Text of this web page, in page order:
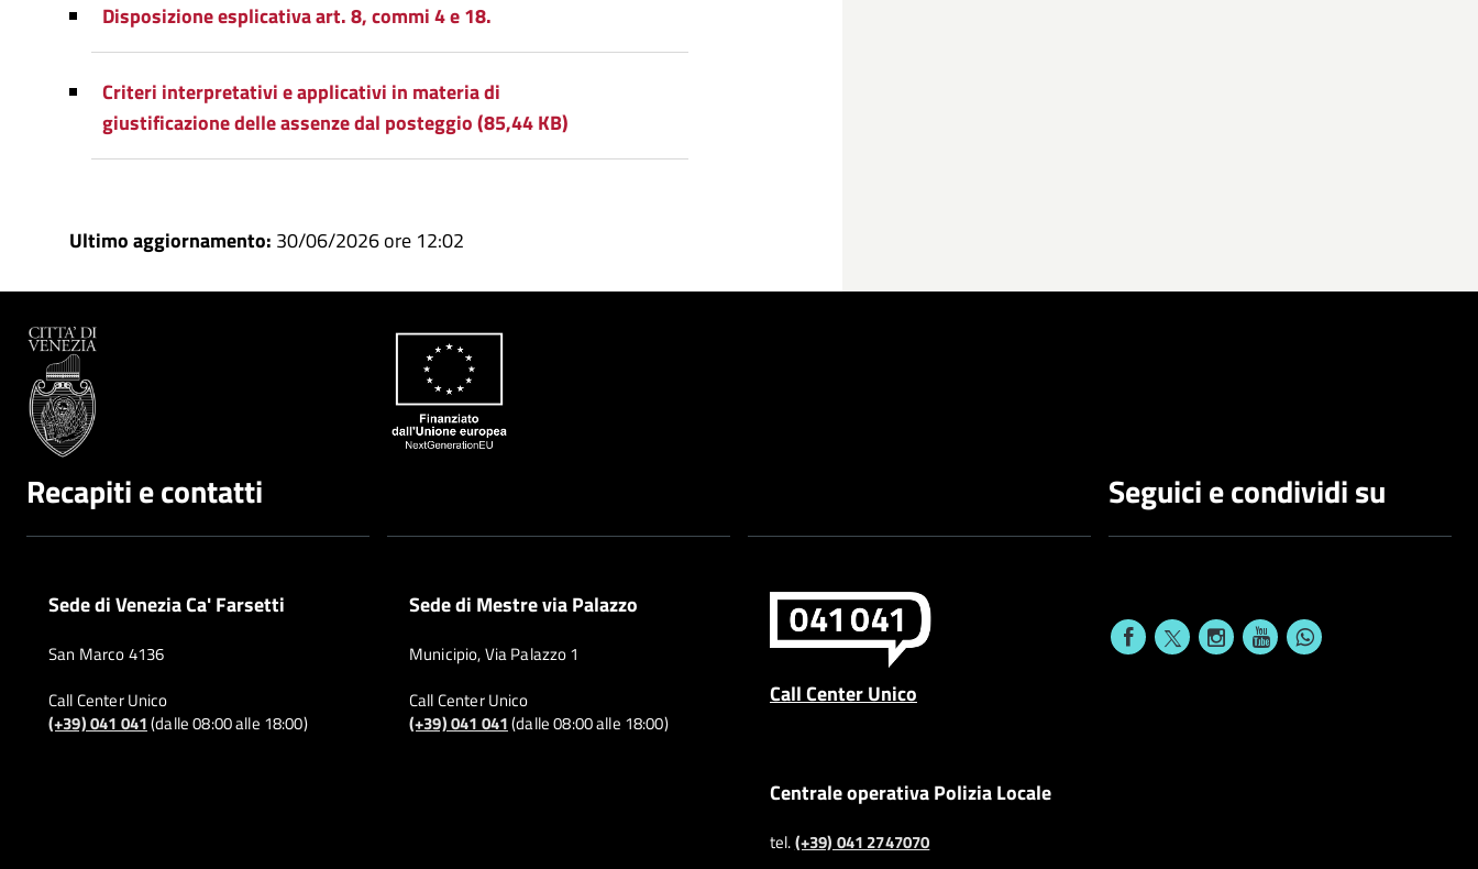
Disposizione esplicativa art. 8, commi 4 e 18.
Criteri interpretativi e applicativi in materia di
giustificazione delle assenze dal posteggio (85,44 KB)
Ultimo aggiornamento: 30/06/2026 ore 12:02
Recapiti e contatti
Sede di Venezia Ca' Farsetti
San Marco 4136
Call Center Unico
(+39) 041 041(dalle 08:00 alle 18:00)
Sede di Mestre via Palazzo
Municipio, Via Palazzo 1
Call Center Unico
(+39) 041 041(dalle 08:00 alle 18:00)
Call Center Unico
Centrale operativa Polizia Locale
tel.(+39) 041 2747070
Seguici e condividi su